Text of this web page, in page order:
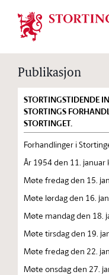
Publikasjon
STORTINGSTIDENDE
STORTINGS
STORTINGET.
Forhandlinger i
År 1954 den 11. januar
Møte fredag den 15.
Møte lørdag den 16.
Møte mandag den 18.
Møte tirsdag den 19.
Møte fredag den 22.
Møte onsdag den 27.